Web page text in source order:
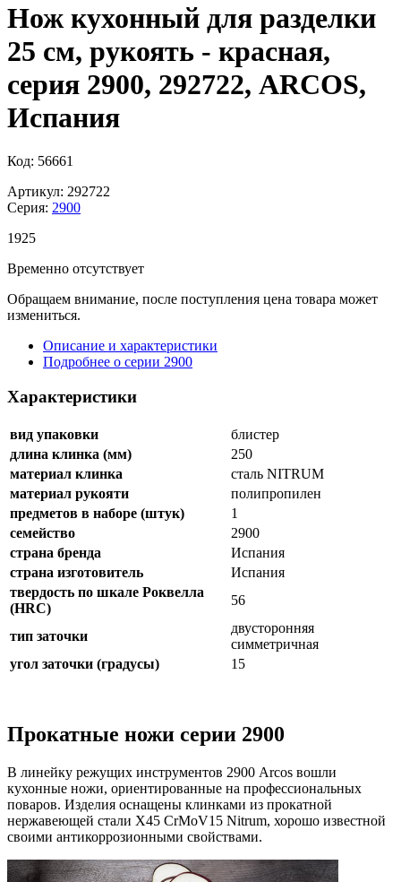
Нож кухонный для разделки
25 см, рукоять - красная,
серия 2900, 292722, ARCOS,
Испания
Код: 56661
Артикул: 292722
Серия: 2900
1925
Временно отсутствует
Обращаем внимание, после поступления цена товара может
измениться.
Описание и характеристики
Подробнее о серии 2900
Характеристики
вид упаковки
блистер
длина клинка (мм)
250
материал клинка
сталь NITRUM
материал рукояти
полипропилен
предметов в наборе (штук)
1
семейство
2900
страна бренда
Испания
страна изготовитель
Испания
твердость по шкале Роквелла
(HRC)
56
тип заточки
двусторонняя
симметричная
угол заточки (градусы)
15
Прокатные ножи серии 2900
В линейку режущих инструментов 2900 Arcos вошли
кухонные ножи, ориентированные на профессиональных
поваров. Изделия оснащены клинками из прокатной
нержавеющей стали X45 CrMoV15 Nitrum, хорошо известной
своими антикоррозионными свойствами.